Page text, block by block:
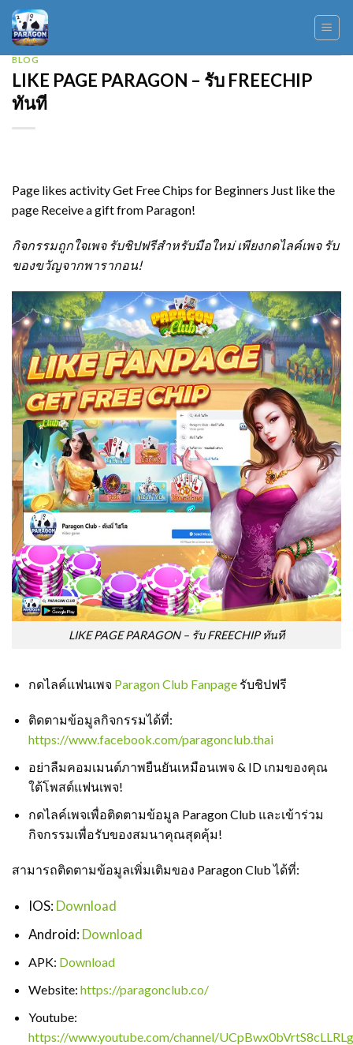
Skip
content
BLOG
LIKE PAGE PARAGON – รับ FREECHIP
ทันที
Page likes activity Get Free Chips for Beginners Just like the
page Receive a gift from Paragon!
กิจกรรมถูกใจเพจ รับชิปฟรีสำหรับมือใหม่ เพียงกดไลค์เพจ รับ
ของขวัญจากพารากอน!
LIKE PAGE PARAGON – รับ FREECHIP ทันที
กดไลค์แฟนเพจ Paragon Club Fanpageรับชิปฟรี
ติดตามข้อมูลกิจกรรมได้ที่:
https://www.facebook.com/paragonclub.thai
อย่าลืมคอมเมนต์ภาพยืนยันเหมือนเพจ & ID เกมของคุณ
ใต้โพสต์แฟนเพจ!
กดไลค์เพจเพื่อติดตามข้อมูล Paragon Club และเข้าร่วม
กิจกรรมเพื่อรับของสมนาคุณสุดคุ้ม!
สามารถติดตามข้อมูลเพิ่มเติมของ Paragon Club ได้ที่:
IOS: Download
Android: Download
APK: Download
Website: https://paragonclub.co/
Youtube:
https://www.youtube.com/channel/